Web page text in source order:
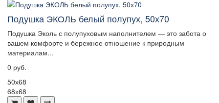
Подушка ЭКОЛЬ белый полупух, 50х70
Подушка Эколь с полупуховым наполнителем — это забота о
вашем комфорте и бережное отношение к природным
материалам...
0 руб.
50х68
68х68